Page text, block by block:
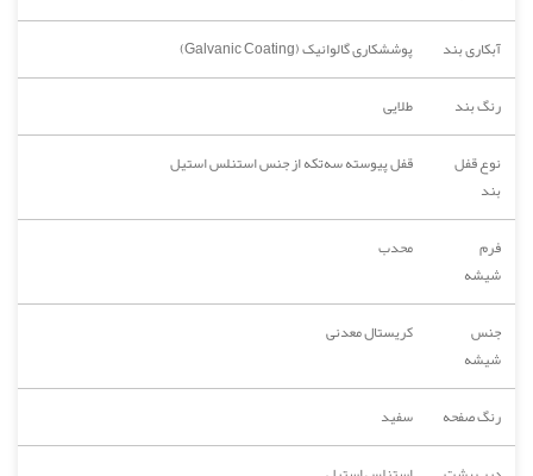
آبکاری بند
پوششکاری گالوانیک (Galvanic Coating)
رنگ بند
طلایی
نوع قفل
بند
قفل پیوسته سه‌تکه از جنس استنلس استیل
فرم
شیشه
محدب
جنس
شیشه
کریستال معدنی
رنگ صفحه
سفید